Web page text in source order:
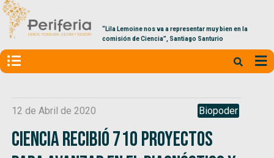
“Lila Lemoine nos va a representar muy bien en la
comisión de Ciencia”, Santiago Santurio
12 de Abril de 2020 Biopoder
Ciencia recibió 710 proyectos